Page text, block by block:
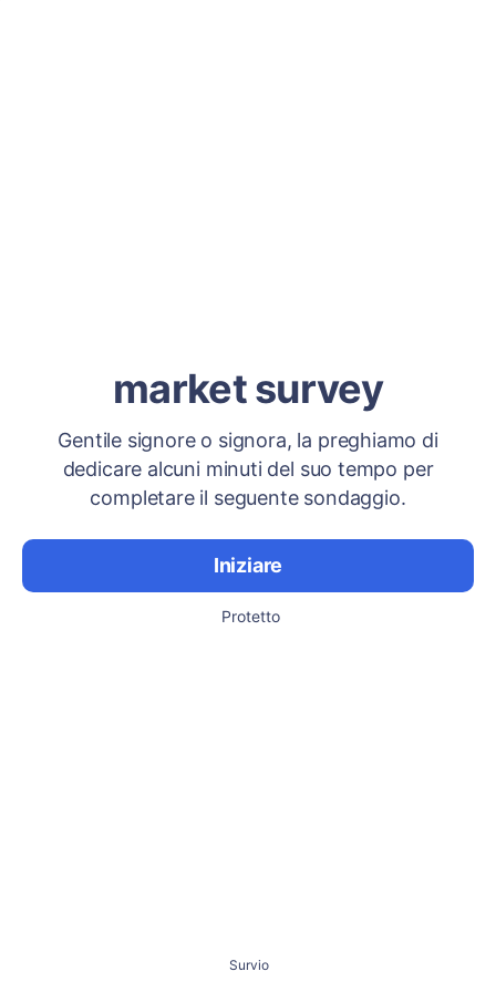
market survey
Gentile signore o signora, la preghiamo di
dedicare alcuni minuti del suo tempo per
completare il seguente sondaggio.
Iniziare
Protetto
Survio